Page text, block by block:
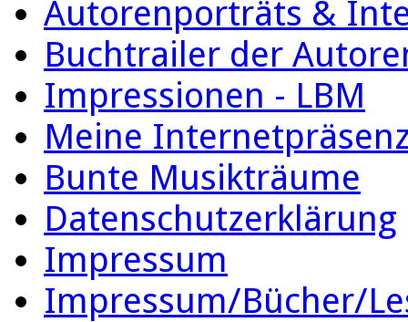
Autorenporträts &
Buchtrailer der
Impressionen - LBM
Meine
Bunte Musikträume
Datenschutzerklärung
Impressum
Impressum/Bücher/